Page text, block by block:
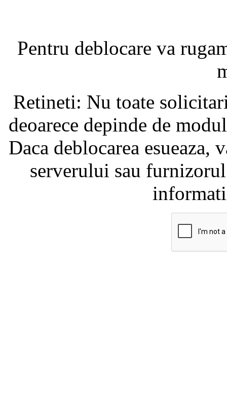
Pentru deblocare va
Retineti: Nu toate
deoarece depinde de
Daca deblocarea
serverului sau